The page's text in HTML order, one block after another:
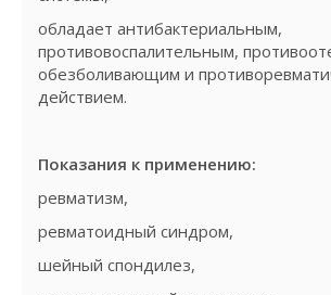
обладает антибактериальным,
противовоспалительным,
обезболивающим и
действием.
Показания к применению:
ревматизм,
ревматоидный синдром,
шейный спондилез,